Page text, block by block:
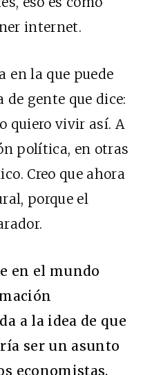
internet.
en la que puede
gente que dice:
quiero vivir así. A
política, en otras
Creo que ahora
porque el
en el mundo
a la idea de que
ser un asunto
economistas.